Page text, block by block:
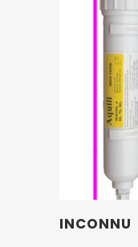
INCONNU